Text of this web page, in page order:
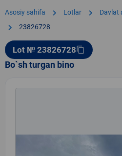
Asosiy sahifa chevron_right Lotlar chevron_right Davlat
chevron_right 23826728
Lot № 23826728content_copy
Bo`sh turgan bino